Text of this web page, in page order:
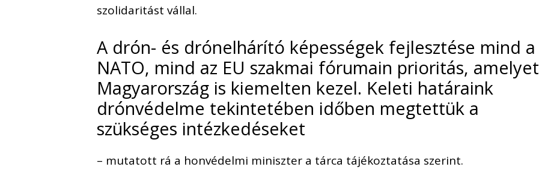
szolidaritást vállal.
A drón- és drónelhárító képességek fejlesztése mind a
NATO, mind az EU szakmai fórumain prioritás, amelyet
Magyarország is kiemelten kezel. Keleti határaink
drónvédelme tekintetében időben megtettük a
szükséges intézkedéseket
– mutatott rá a honvédelmi miniszter a tárca tájékoztatása szerint.